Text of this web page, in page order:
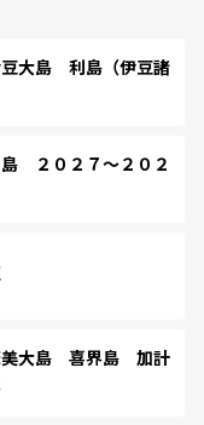
大島 利島（伊豆諸
２０２７～２０２
大島 喜界島 加計